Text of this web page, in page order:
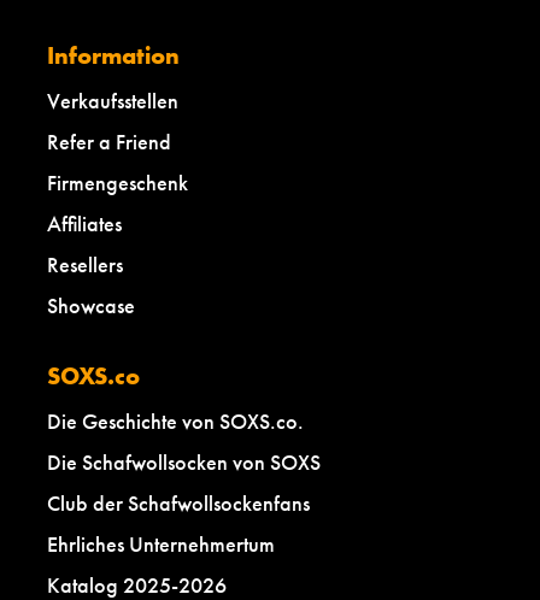
Information
Verkaufsstellen
Refer a Friend
Firmengeschenk
Affiliates
Resellers
Showcase
SOXS.co
Die Geschichte von SOXS.co.
Die Schafwollsocken von SOXS
Club der Schafwollsockenfans
Ehrliches Unternehmertum
Katalog 2025-2026